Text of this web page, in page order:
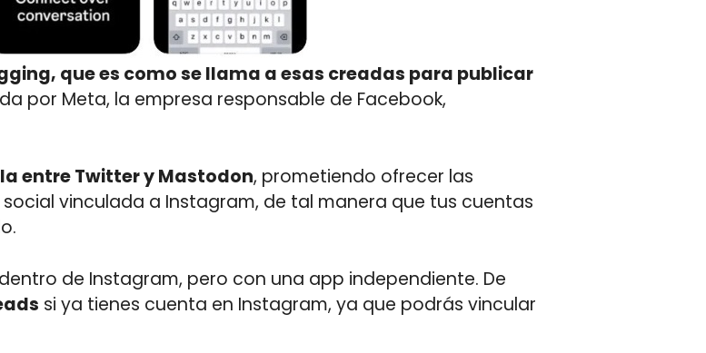
que es como se llama a esas creadas para publicar
por Meta, la empresa responsable de Facebook,
entre Twitter y Mastodon, prometiendo ofrecer las
vinculada a Instagram, de tal manera que tus cuentas
de Instagram, pero con una app independiente. De
si ya tienes cuenta en Instagram, ya que podrás vincular